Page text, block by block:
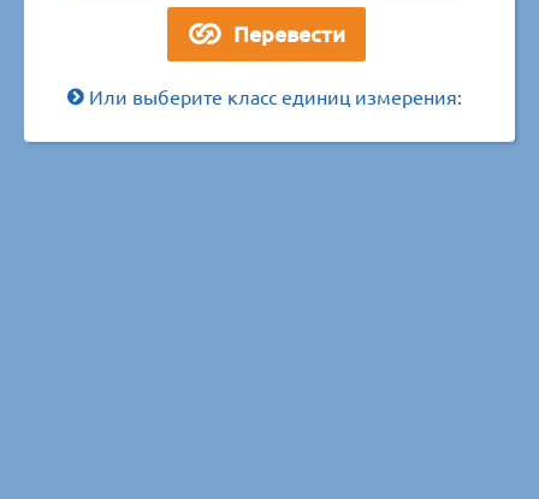
Или выберите класс единиц измерения: